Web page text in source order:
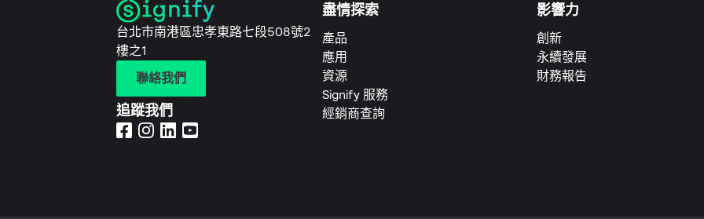
台北市南港區忠孝東路七段508號2
樓之1
聯絡我們
追蹤我們
盡情探索
產品
應用
資源
Signify 服務
經銷商查詢
影響力
創新
永續發展
財務報告